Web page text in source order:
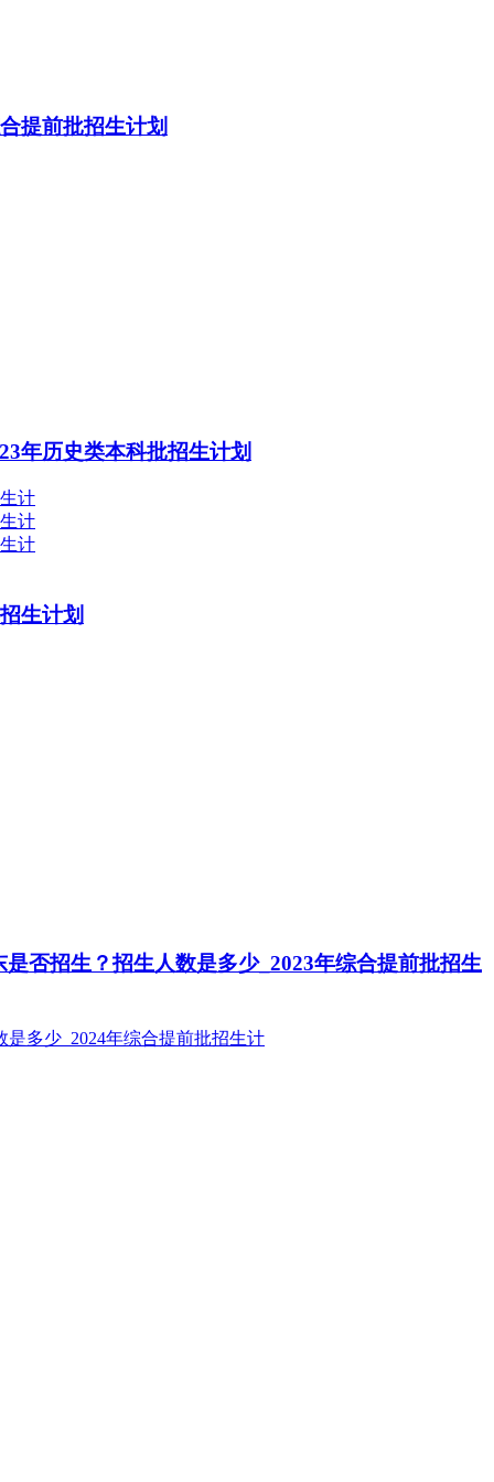
提前批招生计划
年历史类本科批招生计划
生计划
否招生？招生人数是多少_2023年综合提前批招生